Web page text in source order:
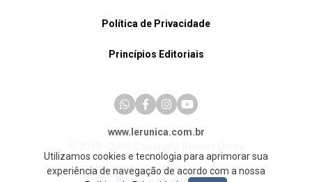
Política de Privacidade
Princípios Editoriais
www.lerunica.com.br
Utilizamos cookies e tecnologia para aprimorar sua
experiência de navegação de acordo com a nossa